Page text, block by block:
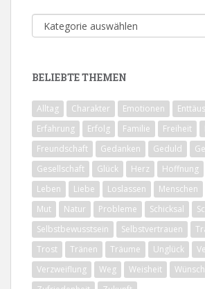
Alle
Themen
BELIEBTE THEMEN
Alltag Charakter Emotionen
Erfahrung
Erfolg Familie Freiheit
Freundschaft
Gedanken Geduld
Gesellschaft
Glück Herz Hoffnung
Leben
Liebe Loslassen Menschen
Mut
Natur Probleme Schicksal
Selbstbewusstsein
Selbstvertrauen
Trost
Tränen Träume Unglück
Verzweiflung
Weg Weisheit